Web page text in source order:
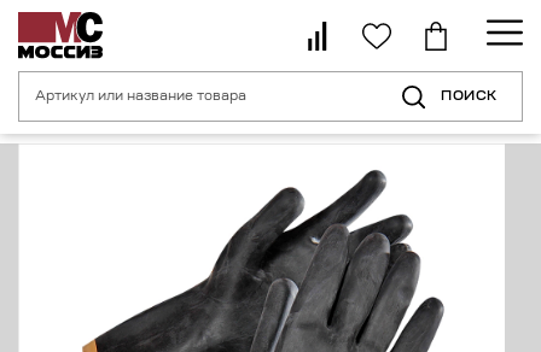
ПОИСК
Главная страница Средства индивидуальной защиты рук